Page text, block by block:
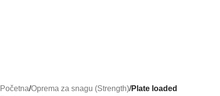
Početna Oprema za snagu (Strength) Plate loaded